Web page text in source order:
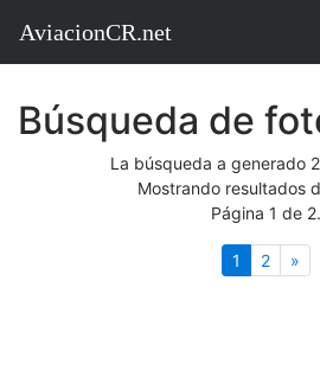
AviacionCR.net
Búsqueda de
La búsqueda a generado
Mostrando resultados
Página 1 de 2.
1 (actual)
2 »